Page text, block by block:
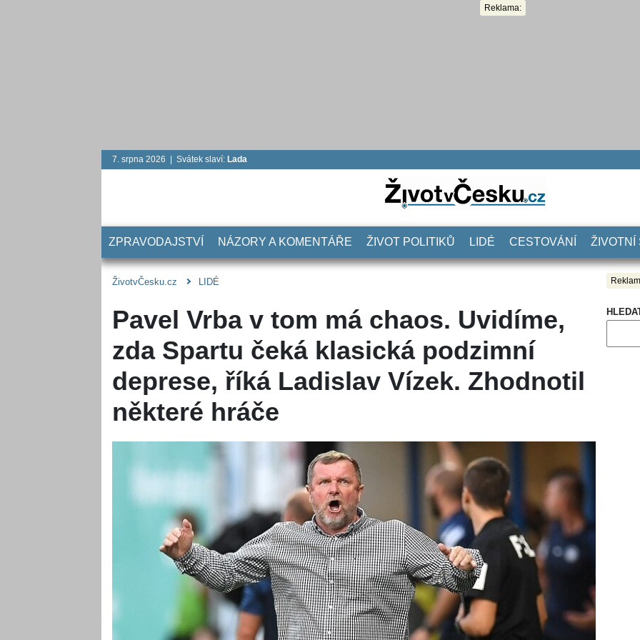
Reklama:
7. srpna 2026 | Svátek slaví: Lada
ZPRAVODAJSTVÍ NÁZORY A KOMENTÁŘE ŽIVOT POLITIKŮ LIDÉ CESTOVÁNÍ ŽIVOTNÍ
ŽivotvČesku.cz LIDÉ
Pavel Vrba v tom má chaos. Uvidíme,
zda Spartu čeká klasická podzimní
deprese, říká Ladislav Vízek. Zhodnotil
některé hráče